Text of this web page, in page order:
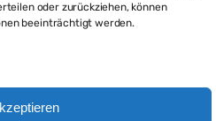
oder zurückziehen, können
beeinträchtigt werden.
Landwirtschaft kaufen –
Leben im idyllischen